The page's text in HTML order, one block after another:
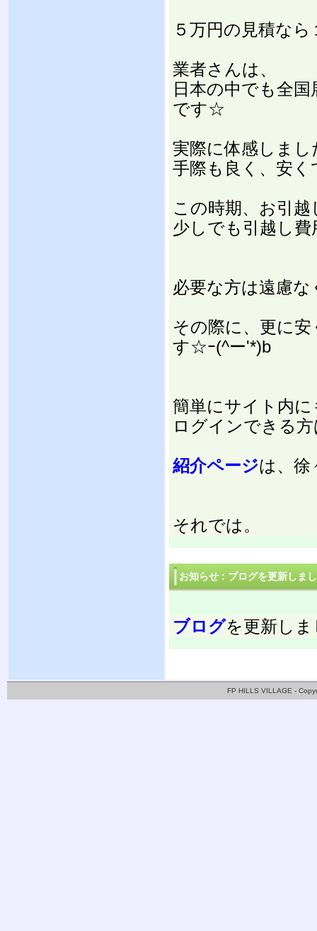
５万円の見積な
業者さんは、
日本の中でも全
です☆
実際に体感しまし
手際も良く、安
この時期、お引
少しでも引越し
必要な方は遠慮
その際に、更に
す☆ｰ(^ー'*)b
簡単にサイト内に
ログインできる
紹介ページは、
それでは。
お知らせ : ブログを更新しま
ブログを更新し
FP HILLS VILLAGE -